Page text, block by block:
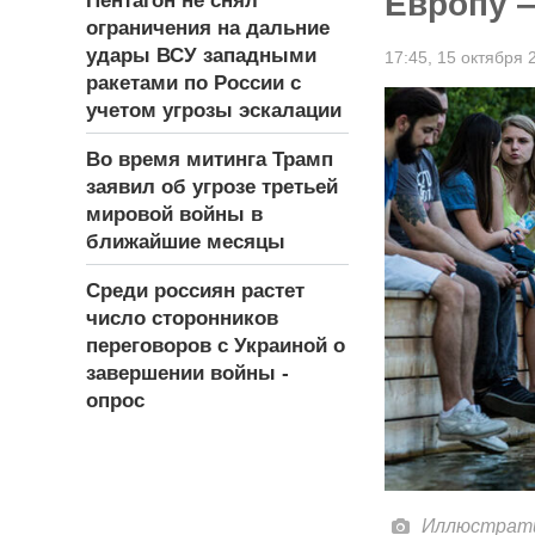
ограничения на дальние
удары ВСУ западными
ракетами по России с
учетом угрозы эскалации
Во время митинга Трамп
заявил об угрозе третьей
мировой войны в
ближайшие месяцы
Среди россиян растет
число сторонников
переговоров с Украиной о
завершении войны -
опрос
17:45, 15 октября